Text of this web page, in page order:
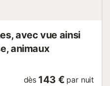
avec vue ainsi
animaux
dès 143 € par nuit